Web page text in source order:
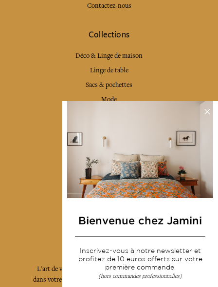
Contactez-nous
Collections
Déco & Linge de maison
Linge de table
Sacs & pochettes
Mode
Livraison & retour
CGV
Devenir revendeur
Notre communauté
L'art de vivre JAMINI raconté avec poésie et élégance
dans votre boîte mail. Inscrivez vous à notre newsletter
Bienvenue chez Jamini
Inscrivez-vous à notre newsletter et
profitez de 10 euros offerts sur votre
première commande.
(hors commandes professionnelles)